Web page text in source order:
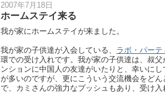
2007年7月18日
ホームステイ来る
我が家にホームステイが来ました。
我が家の子供達が入会している、 ラボ・パーテ
環での受け入れです。我が家の子供達は、叔
ンションに中国人の友達がいたりと、幸いに
が多いのですが、更にこういう交流機会をど
で、カミさんの強力なプッシュもあり、受け入